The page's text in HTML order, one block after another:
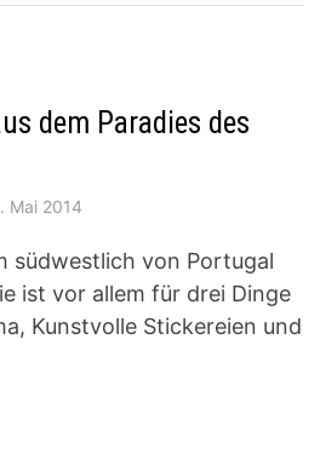
dem Paradies des
Mai 2014
südwestlich von Portugal
ist vor allem für drei Dinge
Kunstvolle Stickereien und